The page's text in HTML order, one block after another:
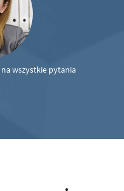
wszystkie pytania